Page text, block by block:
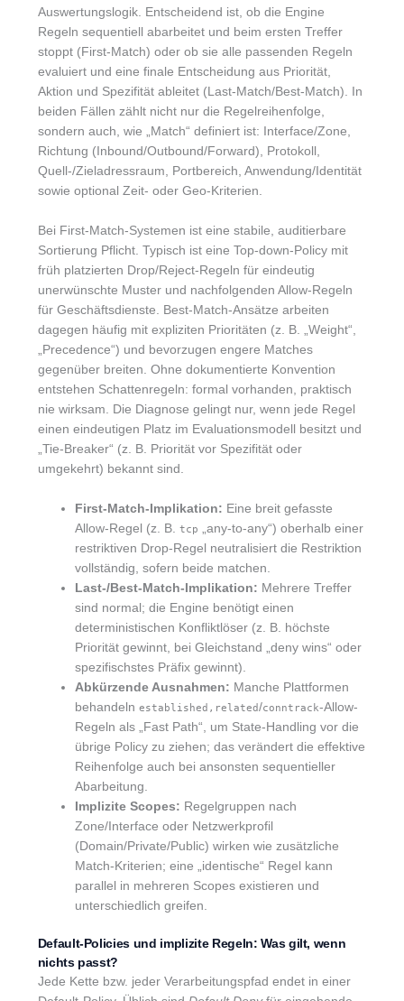
Auswertungslogik. Entscheidend ist, ob die Engine
Regeln sequentiell abarbeitet und beim ersten Treffer
stoppt (First-Match) oder ob sie alle passenden Regeln
evaluiert und eine finale Entscheidung aus Priorität,
Aktion und Spezifität ableitet (Last-Match/Best-Match). In
beiden Fällen zählt nicht nur die Regelreihenfolge,
sondern auch, wie „Match“ definiert ist: Interface/Zone,
Richtung (Inbound/Outbound/Forward), Protokoll,
Quell-/Zieladressraum, Portbereich, Anwendung/Identität
sowie optional Zeit- oder Geo-Kriterien.
Bei First-Match-Systemen ist eine stabile, auditierbare
Sortierung Pflicht. Typisch ist eine Top-down-Policy mit
früh platzierten Drop/Reject-Regeln für eindeutig
unerwünschte Muster und nachfolgenden Allow-Regeln
für Geschäftsdienste. Best-Match-Ansätze arbeiten
dagegen häufig mit expliziten Prioritäten (z. B. „Weight“,
„Precedence“) und bevorzugen engere Matches
gegenüber breiten. Ohne dokumentierte Konvention
entstehen Schattenregeln: formal vorhanden, praktisch
nie wirksam. Die Diagnose gelingt nur, wenn jede Regel
einen eindeutigen Platz im Evaluationsmodell besitzt und
„Tie-Breaker“ (z. B. Priorität vor Spezifität oder
umgekehrt) bekannt sind.
First-Match-Implikation: Eine breit gefasste
Allow-Regel (z. B.
tcp
„any-to-any“) oberhalb einer
restriktiven Drop-Regel neutralisiert die Restriktion
vollständig, sofern beide matchen.
Last-/Best-Match-Implikation: Mehrere Treffer
sind normal; die Engine benötigt einen
deterministischen Konfliktlöser (z. B. höchste
Priorität gewinnt, bei Gleichstand „deny wins“ oder
spezifischstes Präfix gewinnt).
Abkürzende Ausnahmen: Manche Plattformen
behandeln established,related/conntrack-Allow-
Regeln als „Fast Path“, um State-Handling vor die
übrige Policy zu ziehen; das verändert die effektive
Reihenfolge auch bei ansonsten sequentieller
Abarbeitung.
Implizite Scopes: Regelgruppen nach
Zone/Interface oder Netzwerkprofil
(Domain/Private/Public) wirken wie zusätzliche
Match-Kriterien; eine „identische“ Regel kann
parallel in mehreren Scopes existieren und
unterschiedlich greifen.
Default-Policies und implizite Regeln: Was gilt, wenn
nichts passt?
Jede Kette bzw. jeder Verarbeitungspfad endet in einer